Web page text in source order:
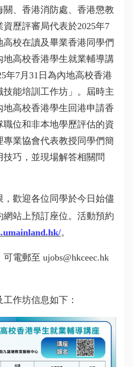
關 、 香港消防處、 香港懲教
資歷評審局代表於2025年7
高校在讀及畢業香港同學們
地高校香港學生就業輔導講
年7月31日為內地高校香港
能培訓工作坊」 。屆時主
高校香港學生回港申請香
位和非本地學歷評估的資
專業協會代表教授同學們簡
巧，並現場解答相關問
，歡迎各位同學於今日始儘
站上預訂座位。活動預約
。
電郵至 ujobs@hkceec.hk
作坊信息如下：